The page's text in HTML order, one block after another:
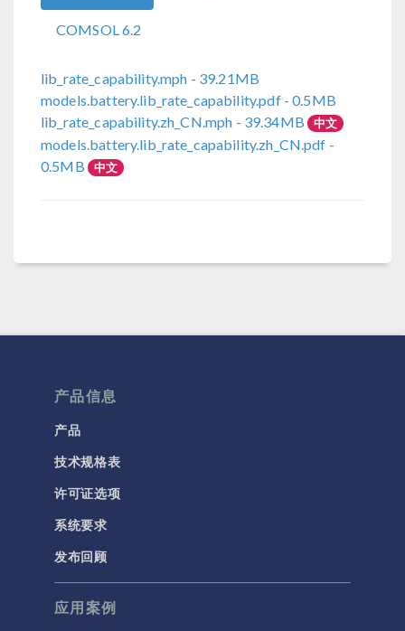
COMSOL 6.2
lib_rate_capability.mph - 39.21MB
models.battery.lib_rate_capability.pdf- 0.5MB
lib_rate_capability.zh_CN.mph - 39.34MB 中文
models.battery.lib_rate_capability.zh_CN.pdf -
0.5MB
中文
产品信息
产品
技术规格表
许可证选项
系统要求
发布回顾
应用案例